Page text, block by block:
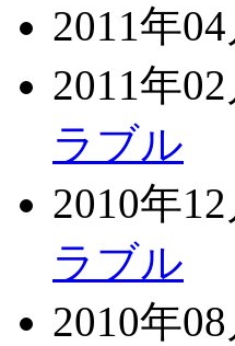
2011年04
2011年02
ラブル
2010年12
ラブル
2010年08